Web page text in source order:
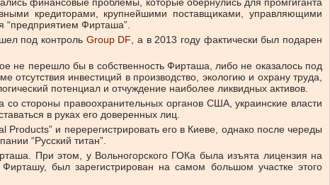
кредиторами, крупнейшими поставщиками, управляющими
Фирташа”.
под контроль Group DF , а в 2013 году фактически был подарен
не перешло бы в собственность Фирташа, либо не оказалось под
инвестиций в производство, экологию и охрану труда,
потенциал и отчуждение наиболее ликвидных активов.
стороны правоохранительных органов США, украинские власти
в руках его доверенных лиц.
и перерегистрировать его в Киеве, однако после череды
“Русский титан”.
При этом, у Вольногорского ГОКа была изъята лицензия на
был зарегистрирован на самом большом участке этого